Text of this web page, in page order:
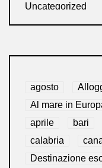
Uncategorized
agosto
Al mare in
aprile
bari
calabria
Destinazione